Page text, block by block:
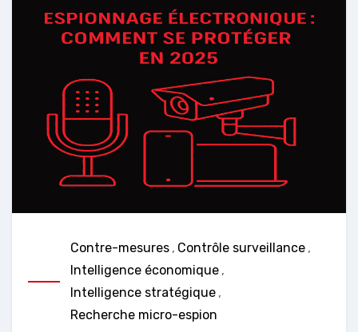
Contre-mesures , Contrôle surveillance ,
Intelligence économique ,
Intelligence stratégique ,
Recherche micro-espion